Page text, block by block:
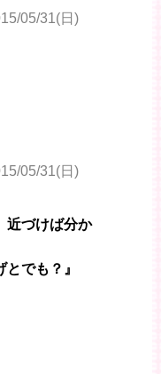
05/31(日)
05/31(日)
近づけば分か
でも？』